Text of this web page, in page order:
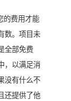
的费用才能
数。项目未
全部免费
，以满足消
没有什么不
还提供了他